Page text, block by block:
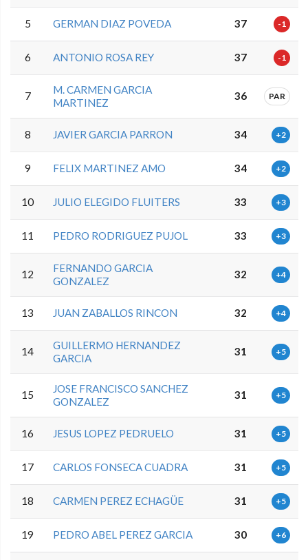
5 GERMAN DIAZ POVEDA 37 -1
6 ANTONIO ROSA REY 37 -1
7
M. CARMEN GARCIA
MARTINEZ
36 PAR
8 JAVIER GARCIA PARRON 34 +2
9 FELIX MARTINEZ AMO 34 +2
10 JULIO ELEGIDO FLUITERS 33 +3
11 PEDRO RODRIGUEZ PUJOL 33 +3
12
FERNANDO GARCIA
GONZALEZ
32 +4
13 JUAN ZABALLOS RINCON 32 +4
14
GUILLERMO HERNANDEZ
GARCIA
31 +5
15
JOSE FRANCISCO SANCHEZ
GONZALEZ
31 +5
16 JESUS LOPEZ PEDRUELO 31 +5
17 CARLOS FONSECA CUADRA 31 +5
18 CARMEN PEREZ ECHAGÜE 31 +5
19 PEDRO ABEL PEREZ GARCIA 30 +6